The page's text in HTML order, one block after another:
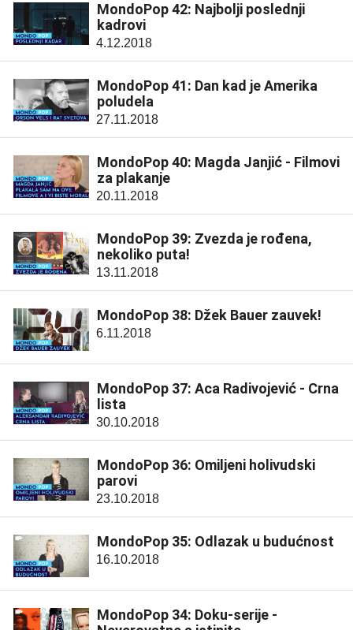
MondoPop 42: Najbolji poslednji
kadrovi
4.12.2018
MondoPop 41: Dan kad je Amerika
poludela
27.11.2018
MondoPop 40: Magda Janjić - Filmovi
za plakanje
20.11.2018
MondoPop 39: Zvezda je rođena,
nekoliko puta!
13.11.2018
MondoPop 38: Džek Bauer zauvek!
6.11.2018
MondoPop 37: Aca Radivojević - Crna
lista
30.10.2018
MondoPop 36: Omiljeni holivudski
parovi
23.10.2018
MondoPop 35: Odlazak u budućnost
16.10.2018
MondoPop 34: Doku-serije -